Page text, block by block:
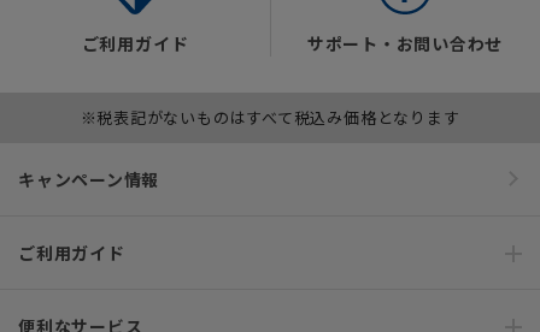
ご利用ガイド サポート・お問い合わせ
※税表記がないものはすべて税込み価格となります
キャンペーン情報
ご利用ガイド
便利なサービス